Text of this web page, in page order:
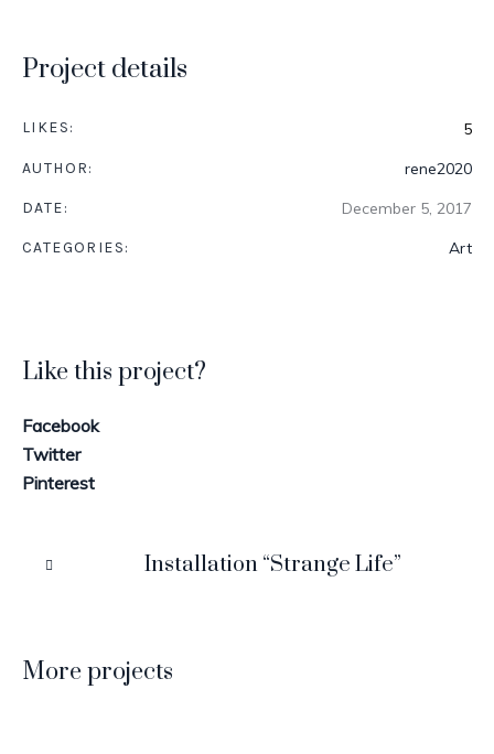
Project details
LIKES: 5
AUTHOR: rene2020
DATE: December 5, 2017
CATEGORIES: Art
Like this project?
Facebook
Twitter
Pinterest
Installation “Strange Life”
More projects